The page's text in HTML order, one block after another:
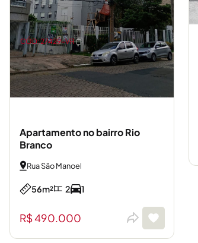
Apartamento no bairro Rio
Branco
Rua São Manoel
56m² 2 1
R$ 490.000
CÓD: 27429-VR